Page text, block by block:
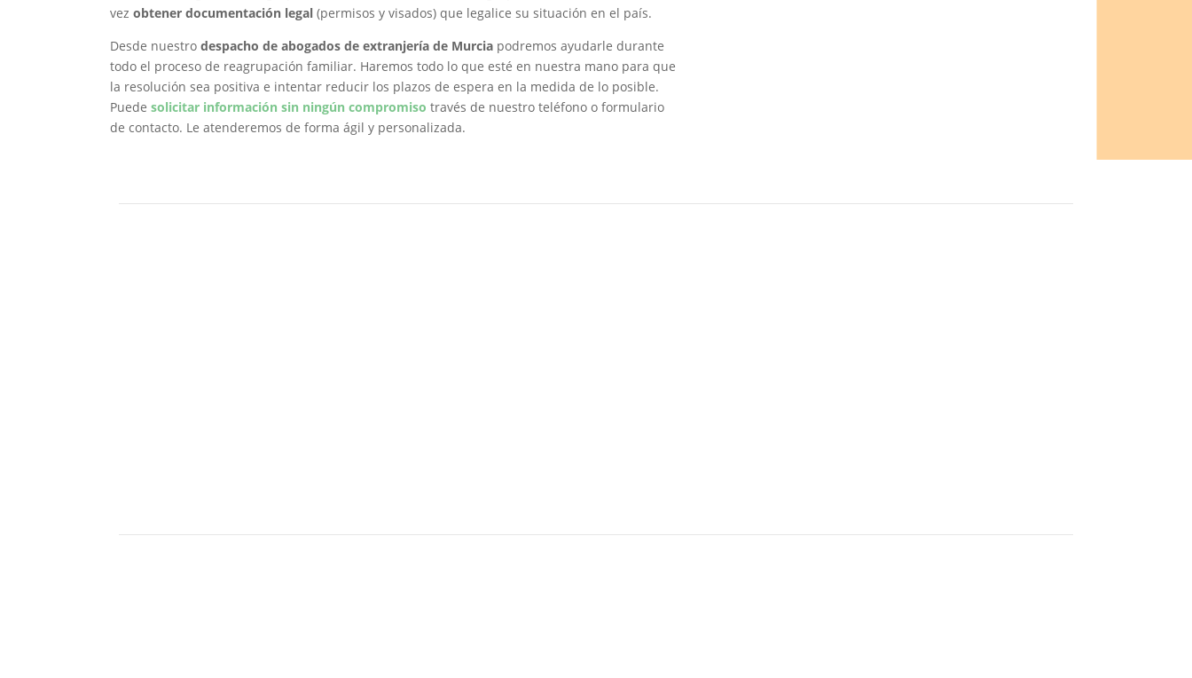
vez obtener documentación legal(permisos y visados) que legalice su situación en el país.
Desde nuestro despacho de abogados de extranjería de Murciapodremos ayudarle durante
todo el proceso de reagrupación familiar. Haremos todo lo que esté en nuestra mano para que
la resolución sea positiva e intentar reducir los plazos de espera en la medida de lo posible.
Puede solicitar información sin ningún compromiso través de nuestro teléfono o formulario
de contacto. Le atenderemos de forma ágil y personalizada.